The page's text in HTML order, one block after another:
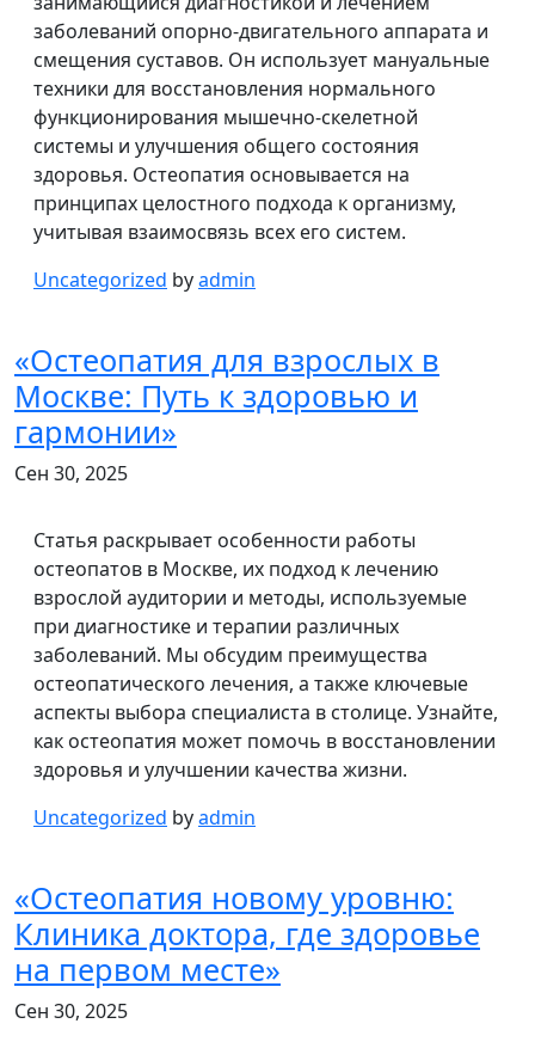
заболеваний опорно-двигательного аппарата и
смещения суставов. Он использует мануальные
техники для восстановления нормального
функционирования мышечно-скелетной
системы и улучшения общего состояния
здоровья. Остеопатия основывается на
принципах целостного подхода к организму,
учитывая взаимосвязь всех его систем.
Uncategorized byadmin
«Остеопатия для взрослых в
Москве: Путь к здоровью и
гармонии»
Сен 30, 2025
Статья раскрывает особенности работы
остеопатов в Москве, их подход к лечению
взрослой аудитории и методы, используемые
при диагностике и терапии различных
заболеваний. Мы обсудим преимущества
остеопатического лечения, а также ключевые
аспекты выбора специалиста в столице. Узнайте,
как остеопатия может помочь в восстановлении
здоровья и улучшении качества жизни.
Uncategorized byadmin
«Остеопатия новому уровню:
Клиника доктора, где здоровье
на первом месте»
Сен 30, 2025